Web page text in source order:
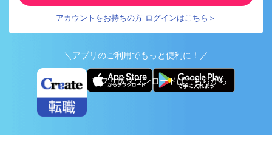
アカウントをお持ちの方 ログインはこちら＞
＼アプリのご利用でもっと便利に！／
アプリ版ダウンロードはこちらから